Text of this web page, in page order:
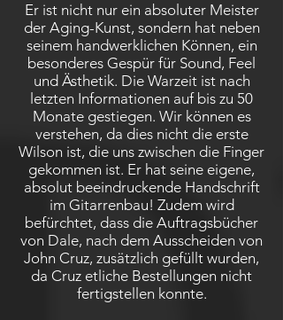
Er ist nicht nur ein absoluter Meister
der Aging-Kunst, sondern hat neben
seinem handwerklichen Können, ein
besonderes Gespür für Sound, Feel
und Ästhetik. Die Warzeit ist nach
letzten Informationen auf bis zu 50
Monate gestiegen. Wir können es
verstehen, da dies nicht die erste
Wilson ist, die uns zwischen die Finger
gekommen ist. Er hat seine eigene,
absolut beeindruckende Handschrift
im Gitarrenbau! Zudem wird
befürchtet, dass die Auftragsbücher
von Dale, nach dem Ausscheiden von
John Cruz, zusätzlich gefüllt wurden,
da Cruz etliche Bestellungen nicht
fertigstellen konnte.